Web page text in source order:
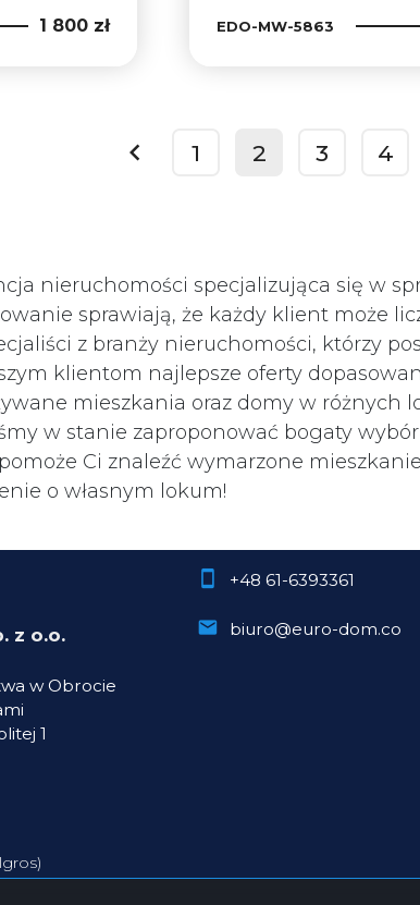
1 800 zł EDO-MW-5863
prev
1 2 3 4
nieruchomości specjalizująca się w
sprawiają, że każdy klient może
z branży nieruchomości, którzy
klientom najlepsze oferty
mieszkania oraz domy w różnych
w stanie zaproponować bogaty
Ci znaleźć wymarzone
o własnym lokum!
z o.o.
w Obrocie
1
+48 61-6393361
biuro@euro-dom.co